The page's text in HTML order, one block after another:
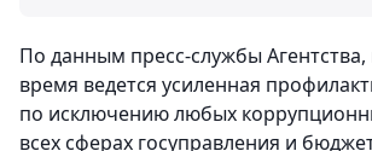
По данным пресс-службы
время ведется усиленная
по исключению любых
всех сферах госуправления и